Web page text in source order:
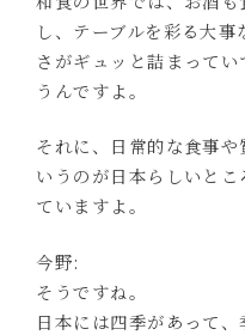
し、テーブルを彩る大
さがギュッと詰まって
うんですよ。
それに、日常的な食事
いうのが日本らしいと
ていますよ。
今野:
そうですね。
日本には四季があって